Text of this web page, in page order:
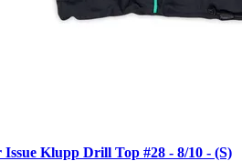
Issue Klupp Drill Top #28 - 8/10 - (S)